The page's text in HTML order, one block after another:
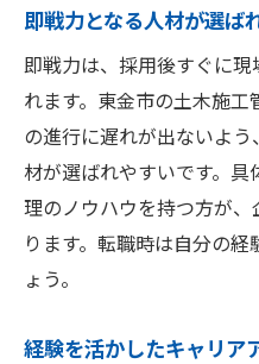
即戦力となる人材が選ば
即戦力は、採用後すぐに
れます。東金市の土木施
の進行に遅れが出ないよ
材が選ばれやすいです。
理のノウハウを持つ方が
ります。転職時は自分の
ょう。
経験を活かしたキャリア